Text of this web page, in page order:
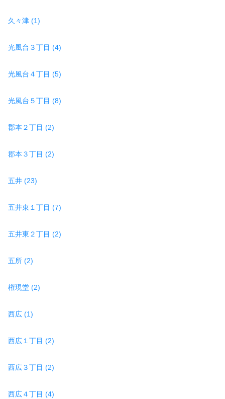
久々津 (1)
光風台３丁目 (4)
光風台４丁目 (5)
光風台５丁目 (8)
郡本２丁目 (2)
郡本３丁目 (2)
五井 (23)
五井東１丁目 (7)
五井東２丁目 (2)
五所 (2)
権現堂 (2)
西広 (1)
西広１丁目 (2)
西広３丁目 (2)
西広４丁目 (4)